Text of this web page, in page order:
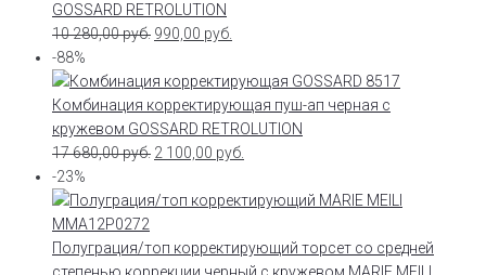
GOSSARD RETROLUTION
10 280,00руб. 990,00 руб.
-88%
Комбинация корректирующая пуш-ап черная с
кружевом GOSSARD RETROLUTION
17 680,00руб. 2 100,00 руб.
-23%
Полуграция/топ корректирующий торсет со средней